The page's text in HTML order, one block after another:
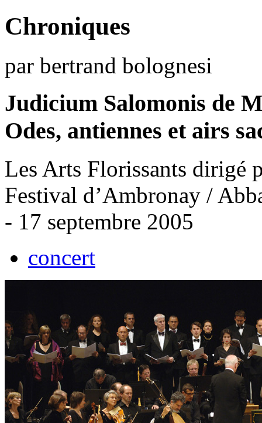
Chroniques
par bertrand bolognesi
Judicium Salomonis de
Odes, antiennes et airs
Les Arts Florissants dirigé
Festival d’Ambronay /
- 17 septembre 2005
concert